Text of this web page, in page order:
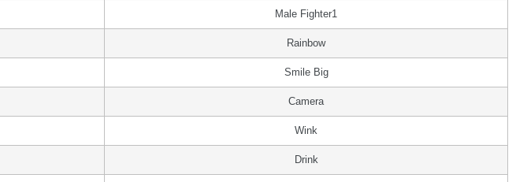
Male Fighter1
Rainbow
Smile Big
Camera
Wink
Drink